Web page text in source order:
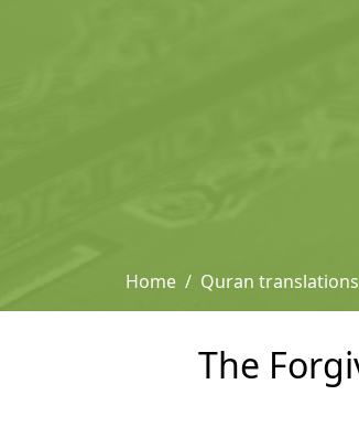
Home Quran translations
The